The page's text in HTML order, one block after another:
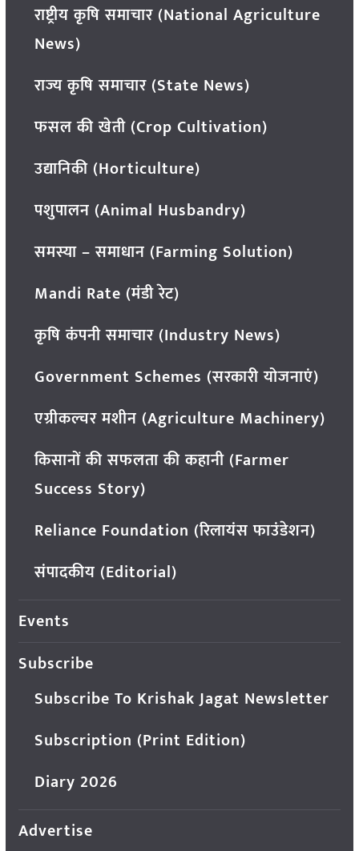
राष्ट्रीय कृषि समाचार (National Agriculture
News)
राज्य कृषि समाचार (State News)
फसल की खेती (Crop Cultivation)
उद्यानिकी (Horticulture)
पशुपालन (Animal Husbandry)
समस्या – समाधान (Farming Solution)
Mandi Rate (मंडी रेट)
कृषि कंपनी समाचार (Industry News)
Government Schemes (सरकारी योजनाएं)
एग्रीकल्चर मशीन (Agriculture Machinery)
किसानों की सफलता की कहानी (Farmer
Success Story)
Reliance Foundation (रिलायंस फाउंडेशन)
संपादकीय (Editorial)
Events
Subscribe
Subscribe To Krishak Jagat Newsletter
Subscription (Print Edition)
Diary 2026
Advertise